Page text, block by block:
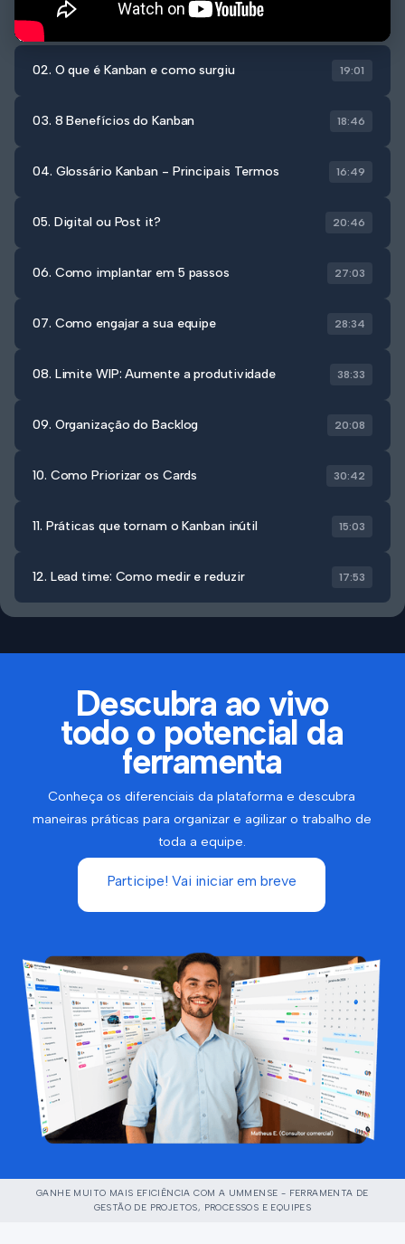
02. O que é Kanban e como surgiu 19:01
03. 8 Benefícios do Kanban 18:46
04. Glossário Kanban - Principais Termos 16:49
05. Digital ou Post it? 20:46
06. Como implantar em 5 passos 27:03
07. Como engajar a sua equipe 28:34
08. Limite WIP: Aumente a produtividade 38:33
09. Organização do Backlog 20:08
10. Como Priorizar os Cards 30:42
11. Práticas que tornam o Kanban inútil 15:03
12. Lead time: Como medir e reduzir 17:53
Descubra ao vivo
todo o potencial da
ferramenta
Conheça os diferenciais da plataforma e descubra
maneiras práticas para organizar e agilizar o trabalho de
toda a equipe.
Participe! Vai iniciar em breve
GANHE MUITO MAIS EFICIÊNCIA COM A UMMENSE - FERRAMENTA DE
GESTÃO DE PROJETOS, PROCESSOS E EQUIPES